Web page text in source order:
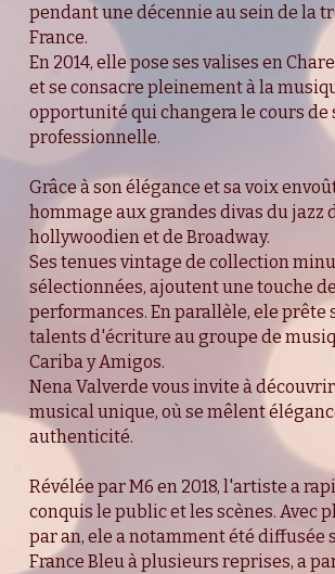
Demande de devis
POWERED BY
pendant une décennie au sein de la
France.
En 2014, elle pose ses valises en
et se consacre pleinement à la
opportunité qui changera le cours de
professionnelle.
Grâce à son élégance et sa voix
hommage aux grandes divas du jazz
hollywoodien et de Broadway.
Ses tenues vintage de collection
sélectionnées, ajoutent une touche
performances. En parallèle, ele prête
talents d'écriture au groupe de
Cariba y Amigos.
Nena Valverde vous invite à
musical unique, où se mêlent
authenticité.
Révélée par M6 en 2018, l'artiste a
conquis le public et les scènes. Avec
par an, ele a notamment été diffusée
France Bleu à plusieurs reprises, a